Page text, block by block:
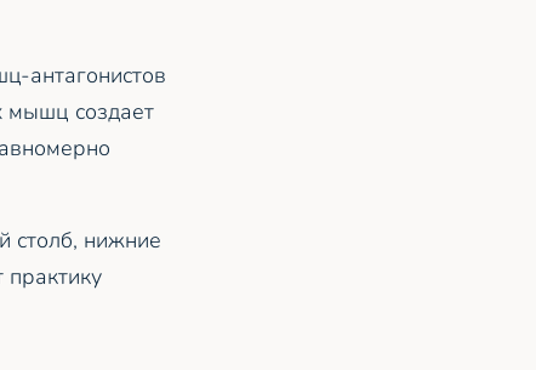
антагонистов
мышц создает
столб, нижние